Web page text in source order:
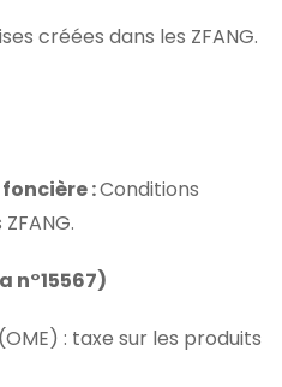
créées dans les ZFANG.
:Conditions
n°15567)
: taxe sur les produits